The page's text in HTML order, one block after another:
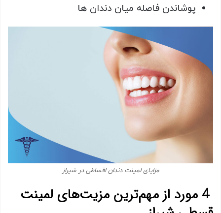
پوشاندن فاصله میان دندان ها
مزایای لمینت دندان اقساطی در شیراز
4 مورد از مهم‌ترین مزیت‌های لمینت